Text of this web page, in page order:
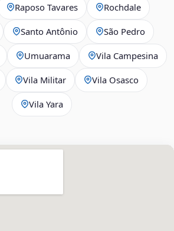
Raposo Tavares Rochdale
Santo Antônio São Pedro
Umuarama Vila Campesina
Vila Militar Vila Osasco
Vila Yara